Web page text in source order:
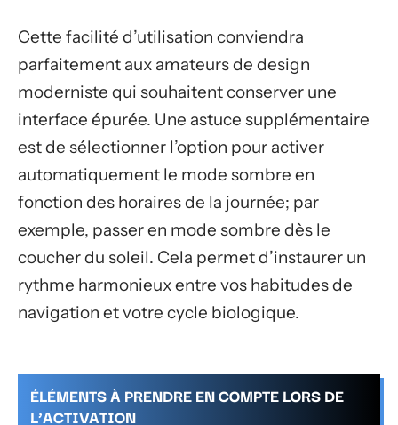
Cette facilité d’utilisation conviendra
parfaitement aux amateurs de design
moderniste qui souhaitent conserver une
interface épurée. Une astuce supplémentaire
est de sélectionner l’option pour activer
automatiquement le mode sombre en
fonction des horaires de la journée; par
exemple, passer en mode sombre dès le
coucher du soleil. Cela permet d’instaurer un
rythme harmonieux entre vos habitudes de
navigation et votre cycle biologique.
ÉLÉMENTS À PRENDRE EN COMPTE LORS DE
L’ACTIVATION